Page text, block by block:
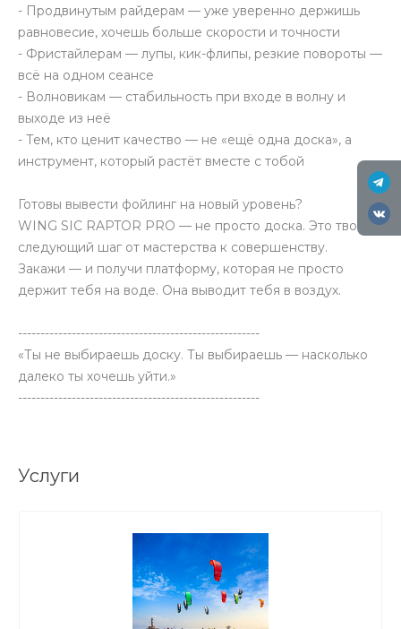
- Продвинутым райдерам — уже уверенно держишь
равновесие, хочешь больше скорости и точности
- Фристайлерам — лупы, кик-флипы, резкие повороты —
всё на одном сеансе
- Волновикам — стабильность при входе в волну и
выходе из неё
- Тем, кто ценит качество — не «ещё одна доска», а
инструмент, который растёт вместе с тобой
Готовы вывести фойлинг на новый уровень?
WING SIC RAPTOR PRO — не просто доска. Это твой
следующий шаг от мастерства к совершенству.
Закажи — и получи платформу, которая не просто
держит тебя на воде. Она выводит тебя в воздух.
------------------------------------------------------
«Ты не выбираешь доску. Ты выбираешь — насколько
далеко ты хочешь уйти.»
------------------------------------------------------
Услуги